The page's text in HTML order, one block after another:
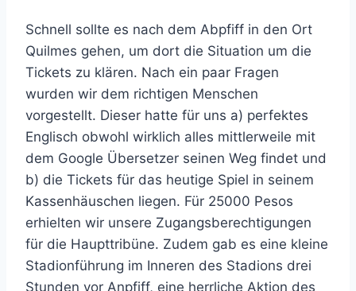
Schnell sollte es nach dem Abpfiff in den Ort
Quilmes gehen, um dort die Situation um die
Tickets zu klären. Nach ein paar Fragen
wurden wir dem richtigen Menschen
vorgestellt. Dieser hatte für uns a) perfektes
Englisch obwohl wirklich alles mittlerweile mit
dem Google Übersetzer seinen Weg findet und
b) die Tickets für das heutige Spiel in seinem
Kassenhäuschen liegen. Für 25000 Pesos
erhielten wir unsere Zugangsberechtigungen
für die Haupttribüne. Zudem gab es eine kleine
Stadionführung im Inneren des Stadions drei
Stunden vor Anpfiff, eine herrliche Aktion des